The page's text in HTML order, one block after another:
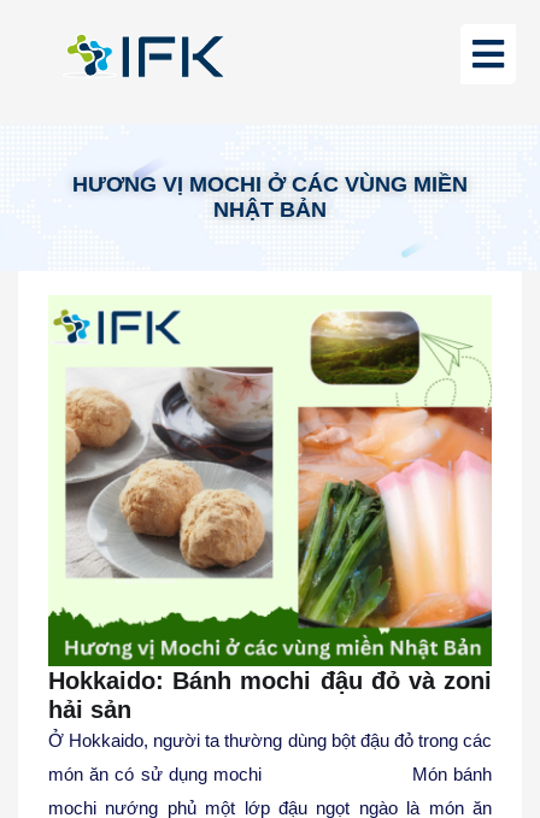
HƯƠNG VỊ MOCHI Ở CÁC VÙNG MIỀN
NHẬT BẢN
Hokkaido: Bánh mochi đậu đỏ và zoni
hải sản
Ở Hokkaido, người ta thường dùng bột đậu đỏ trong các
món ăn có sử dụng mochi
Món bánh
mochi nướng phủ một lớp đậu ngọt ngào là món ăn